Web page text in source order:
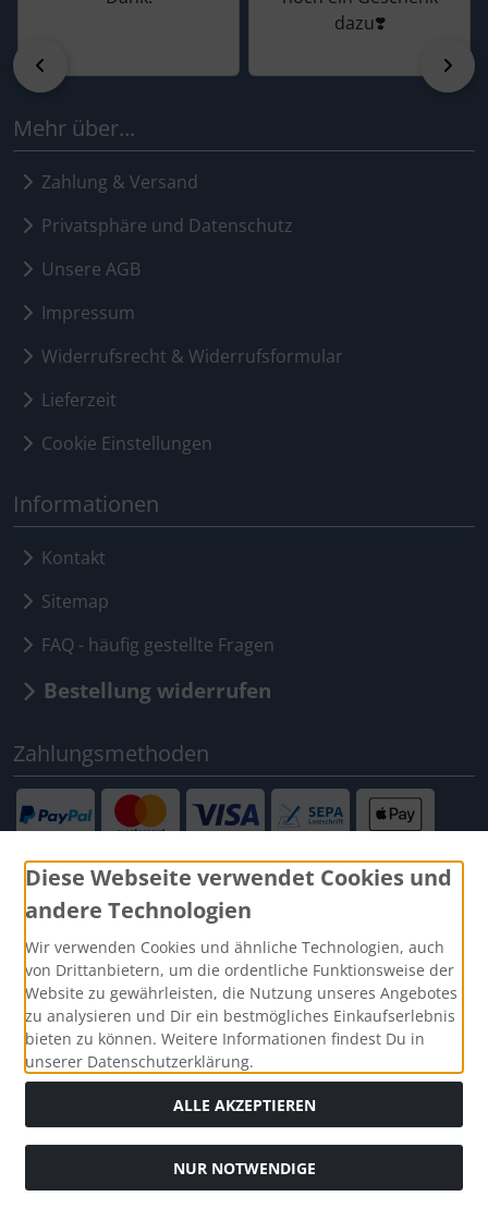
dazu❣️
vor
Mehr über...
Zahlung & Versand
Privatsphäre und Datenschutz
Unsere AGB
Impressum
Widerrufsrecht & Widerrufsformular
Lieferzeit
Cookie Einstellungen
Informationen
Kontakt
Sitemap
FAQ - häufig gestellte Fragen
Bestellung widerrufen
Zahlungsmethoden
Social Media
Alle Preise inkl. gesetzl. MwSt. zzgl.Versandkosten. Die
Diese Webseite verwendet Cookies und
andere Technologien
Wir verwenden Cookies und ähnliche Technologien, auch
von Drittanbietern, um die ordentliche Funktionsweise der
Website zu gewährleisten, die Nutzung unseres Angebotes
zu analysieren und Dir ein bestmögliches Einkaufserlebnis
bieten zu können. Weitere Informationen findest Du in
unserer Datenschutzerklärung.
ALLE AKZEPTIEREN
NUR NOTWENDIGE